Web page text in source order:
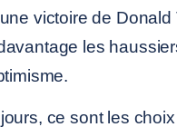
victoire de
les
ce sont les